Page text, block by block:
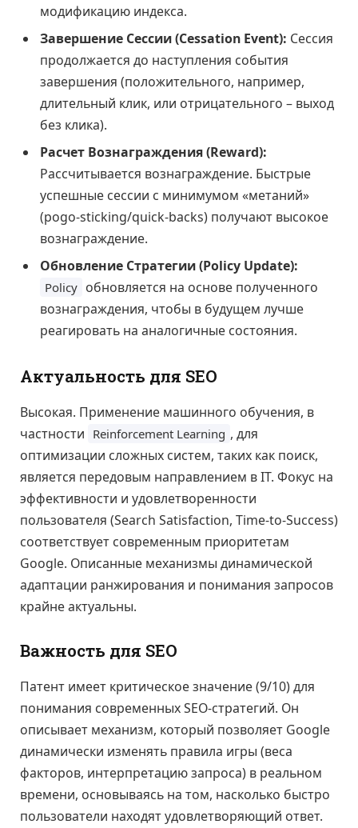
модификацию индекса.
Завершение Сессии (Cessation Event): Сессия
продолжается до наступления события
завершения (положительного, например,
длительный клик, или отрицательного – выход
без клика).
Расчет Вознаграждения (Reward):
Рассчитывается вознаграждение. Быстрые
успешные сессии с минимумом «метаний»
(pogo-sticking/quick-backs) получают высокое
вознаграждение.
Обновление Стратегии (Policy Update):
Policy обновляется на основе полученного
вознаграждения, чтобы в будущем лучше
реагировать на аналогичные состояния.
Актуальность для SEO
Высокая. Применение машинного обучения, в
частности Reinforcement Learning , для
оптимизации сложных систем, таких как поиск,
является передовым направлением в IT. Фокус на
эффективности и удовлетворенности
пользователя (Search Satisfaction, Time-to-Success)
соответствует современным приоритетам
Google. Описанные механизмы динамической
адаптации ранжирования и понимания запросов
крайне актуальны.
Важность для SEO
Патент имеет критическое значение (9/10) для
понимания современных SEO-стратегий. Он
описывает механизм, который позволяет Google
динамически изменять правила игры (веса
факторов, интерпретацию запроса) в реальном
времени, основываясь на том, насколько быстро
пользователи находят удовлетворяющий ответ.